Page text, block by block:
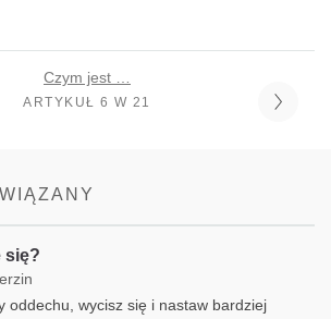
Czym jest …
ARTYKUŁ 6 W 21
się?
oddechu, wycisz się i nastaw bardziej